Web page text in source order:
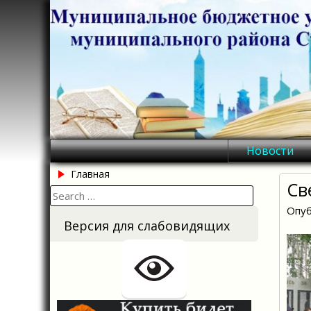
Новости
Главная
Search
for:
Версия для слабовидящих